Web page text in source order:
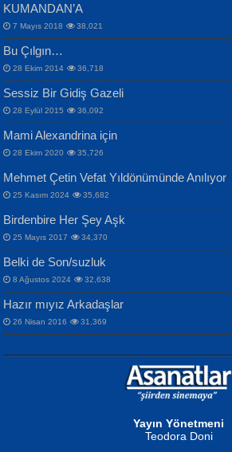
İPEK ACAR SERT
Gazze’nin Şecaati, Ümmetin İmtihanı...
MAHMUT GÜRBÜZ
İbrahim Olmak ve Bitirebilmek...
NURAN KÖSE BAYDAR
Selahattin Yıldız
İdrakimle Üşürken...
Songül Özel
Mahzen...
Ben Deniz Değilim ki...
ERDEM BAYAZIT
Sana, Bana, Vatanıma, Ülkemin
İnsanlarına Dair...
NAZIM HİKMET RAN
Bir Cezaevinde, Tecritteki Adamın
Mektupları...
KUMANDAN’A
7 Mayıs 2018 38,021
Bu Çılgın…
28 Ekim 2014 36,718
Sessiz Bir Gidiş Gazeli
28 Eylül 2015 36,092
Mami Alexandrina için
28 Ekim 2020 35,726
Mehmet Çetin Vefat Yıldönümünde Anılıyor
25 Kasım 2024 35,682
Birdenbire Her Şey Aşk
25 Mayıs 2017 34,370
Belki de Son/suzluk
8 Ağustos 2024 32,638
Hazır mıyız Arkadaşlar
26 Nisan 2016 31,369
Yayın Yönetmeni
Teodora Doni